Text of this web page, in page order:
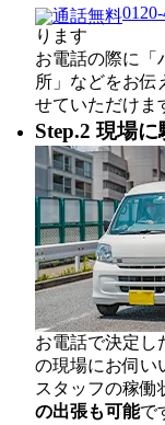
ります
お電話の際に「
所」などをお伝
せていただけま
Step.2 現場
お電話で決定し
の現場にお伺い
スタッフの稼働
の出張も可能で